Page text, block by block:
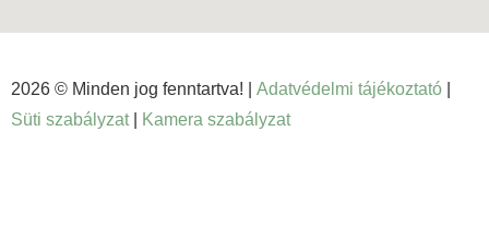
2026 © Minden jog fenntartva! | Adatvédelmi tájékoztató
Süti szabályzat
Kamera szabályzat